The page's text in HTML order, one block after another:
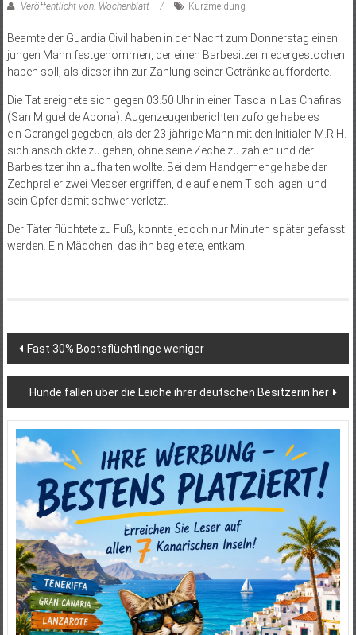
Veröffentlicht von: Wochenblatt Kurzmeldung
Beamte der Guardia Civil haben in der Nacht zum Donnerstag einen
jungen Mann festgenommen, der einen Barbesitzer niedergestochen
haben soll, als dieser ihn zur Zahlung seiner Getränke aufforderte.
Die Tat ereignete sich gegen 03.50 Uhr in einer Tasca in Las Chafiras
(San Miguel de Abona). Augenzeugenberichten zufolge habe es
ein Gerangel gegeben, als der 23-jährige Mann mit den Initialen M.R.H.
sich anschickte zu gehen, ohne seine Zeche zu zahlen und der
Barbesitzer ihn aufhalten wollte. Bei dem Handgemenge habe der
Zechpreller zwei Messer ergriffen, die auf einem Tisch lagen, und
sein Opfer damit schwer verletzt.
Der Täter flüchtete zu Fuß, konnte jedoch nur Minuten später gefasst
werden. Ein Mädchen, das ihn begleitete, entkam.
Beitragsnavigation
Fast 30% Bootsflüchtlinge weniger
Hunde fallen über die Leiche ihrer deutschen Besitzerin her